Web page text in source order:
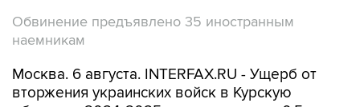
Обвинение предъявлено 35 иностранным
наемникам
Москва. 6 августа. INTERFAX.RU - Ущерб от
вторжения украинских войск в Курскую